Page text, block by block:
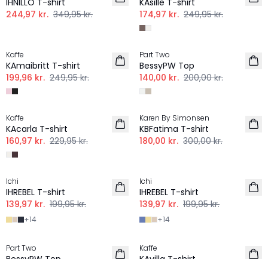
IHNILLO T-shirt
244,97 kr. 349,95 kr.
KAsille T-shirt
174,97 kr. 249,95 kr.
Kaffe
KAmaibritt T-shirt
199,96 kr. 249,95 kr.
-30%
Part Two
BessyPW Top
140,00 kr. 200,00 kr.
-30%
Kaffe
KAcarla T-shirt
160,97 kr. 229,95 kr.
-40%
Karen By Simonsen
KBFatima T-shirt
180,00 kr. 300,00 kr.
-30%
Ichi
IHREBEL T-shirt
139,97 kr. 199,95 kr.
+14
Ichi
IHREBEL T-shirt
139,97 kr. 199,95 kr.
+14
-30%
Part Two
-30%
Kaffe